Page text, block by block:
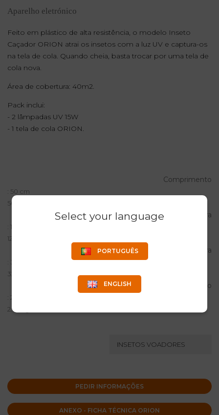
Aparelho eletrónico
Feito em plástico de alta resistência, o modelo Inseto
Caçador ORION atrai os insetos com a luz UV e captura-os
na tela de cola. Quando cheia, basta trocar por uma tela de
cola nova.
Área de cobertura: 40m2.
Pack inclui:
- 2 lâmpadas UV 15W
- 1 tela de cola ORION.
Comprimento
: 50 cm
50 cm
Largura
: 12 cm
12 cm
Altura
: 32 cm
32 cm
Peso
: 2.70 kg
2.70 kg
INSETOS VOADORES
PEDIR INFORMAÇÕES
ANEXO - FICHA TÉCNICA ORION
Select your language
PORTUGUÊS
ENGLISH